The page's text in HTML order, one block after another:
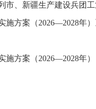
市、新疆生产建设兵团
施方案（2026—2028年
施方案（2026—2028年）